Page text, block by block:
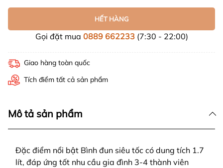
HẾT HÀNG
Gọi đặt mua 0889 662233(7:30 - 22:00)
Giao hàng toàn quốc
Tích điểm tất cả sản phẩm
Mô tả sản phẩm
Đặc điểm nổi bật Bình đun siêu tốc có dung tích 1.7
lít, đáp ứng tốt nhu cầu gia đình 3-4 thành viên